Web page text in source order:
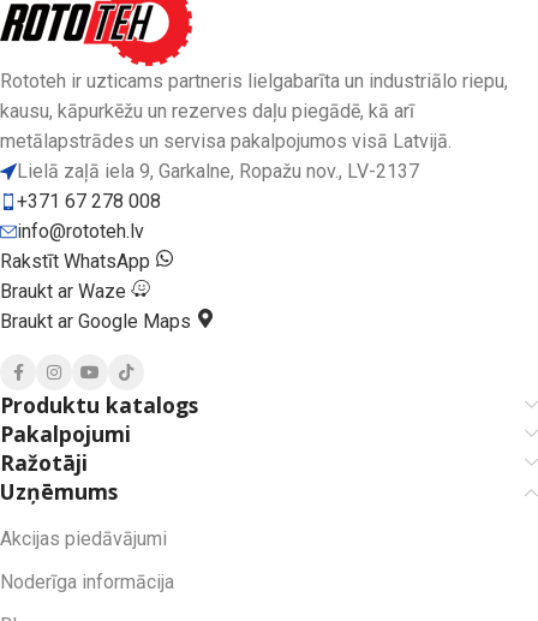
Rototeh ir uzticams partneris lielgabarīta un industriālo riepu,
kausu, kāpurkēžu un rezerves daļu piegādē, kā arī
metālapstrādes un servisa pakalpojumos visā Latvijā.
Lielā zaļā iela 9, Garkalne, Ropažu nov., LV-2137
+371 67 278 008
info@rototeh.lv
Rakstīt WhatsApp
Braukt ar Waze
Braukt ar Google Maps
Produktu katalogs
Pakalpojumi
Ražotāji
Uzņēmums
Akcijas piedāvājumi
Noderīga informācija